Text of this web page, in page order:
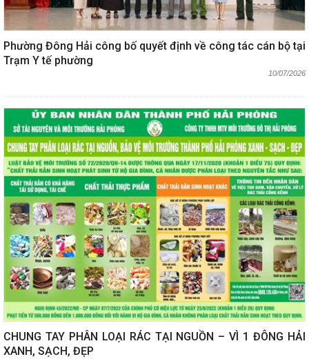
Phường Đông Hải công bố quyết định về công tác cán bộ tại
Trạm Y tế phường
10/07/2026
CHUNG TAY PHÂN LOẠI RÁC TẠI NGUỒN – VÌ 1 ĐÔNG HẢI
XANH, SẠCH, ĐẸP